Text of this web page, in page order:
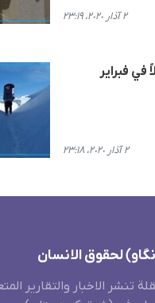
٢ آذار ٢٠٢٠، ٢٣:١٩
٢١ عتالاً في فبراير
٢ آذار ٢٠٢٠، ٢٣:١٨
لحقوق الانسان
الاخبار والتقارير